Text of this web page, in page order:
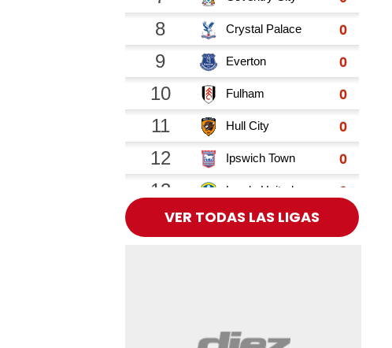
VER TODAS LAS LIGAS